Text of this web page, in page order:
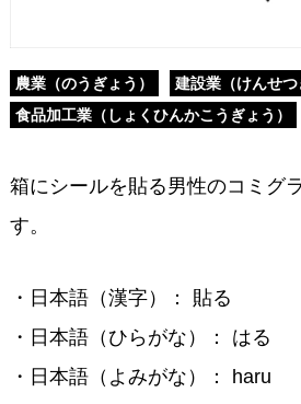
農業（のうぎょう） 建設業（けんせつ
食品加工業（しょくひんかこうぎょう）
箱にシールを貼る男性のコミグ
す。
・日本語（漢字）： 貼る
・日本語（ひらがな）： はる
・日本語（よみがな）： haru